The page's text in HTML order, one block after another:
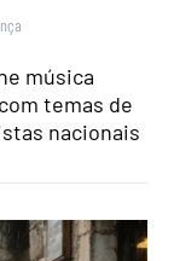
música
temas de
nacionais